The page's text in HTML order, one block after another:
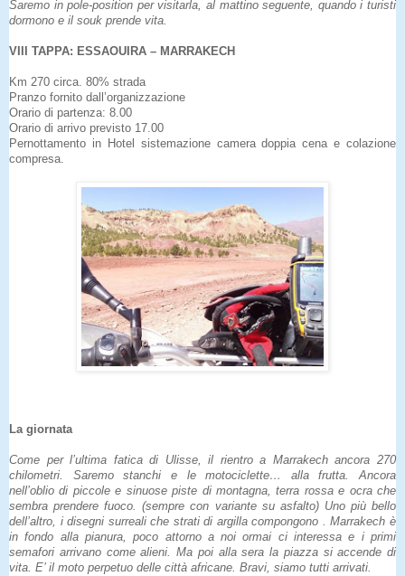
Saremo in pole-position per visitarla, al mattino seguente, quando i turisti
dormono e il souk prende vita.
VIII TAPPA: ESSAOUIRA – MARRAKECH
Km 270 circa. 80% strada
Pranzo fornito dall’organizzazione
Orario di partenza: 8.00
Orario di arrivo previsto 17.00
Pernottamento in Hotel sistemazione camera doppia cena e colazione
compresa.
La giornata
Come per l’ultima fatica di Ulisse, il rientro a Marrakech ancora 270
chilometri. Saremo stanchi e le motociclette… alla frutta. Ancora
nell’oblio di piccole e sinuose piste di montagna, terra rossa e ocra che
sembra prendere fuoco. (sempre con variante su asfalto) Uno più bello
dell’altro, i disegni surreali che strati di argilla compongono . Marrakech è
in fondo alla pianura, poco attorno a noi ormai ci interessa e i primi
semafori arrivano come alieni. Ma poi alla sera la piazza si accende di
vita. E’ il moto perpetuo delle città africane. Bravi, siamo tutti arrivati.